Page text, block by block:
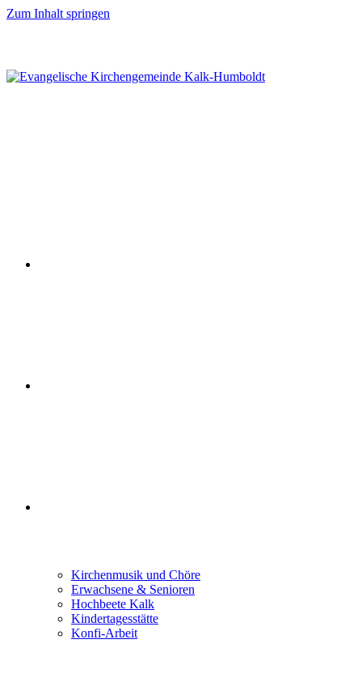
Zum Inhalt springen
Kirchenmusik und Chöre
Erwachsene & Senioren
Hochbeete Kalk
Kindertagesstätte
Konfi-Arbeit